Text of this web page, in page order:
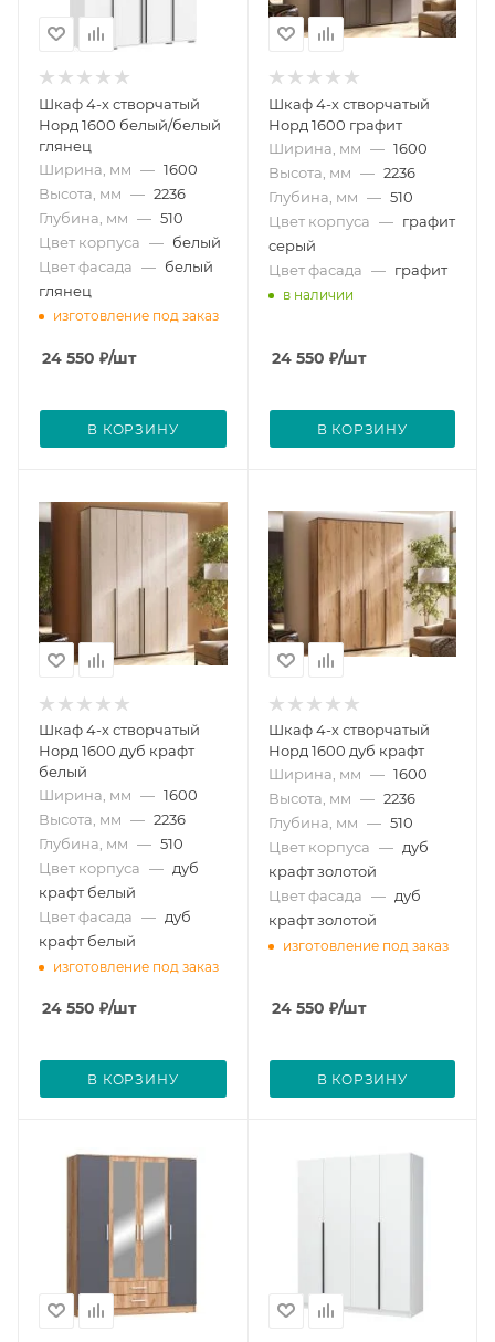
Шкаф 4-х створчатый
Норд 1600 белый/белый
глянец
Ширина, мм — 1600
Высота, мм — 2236
Глубина, мм — 510
Цвет корпуса — белый
Цвет фасада — белый
глянец
изготовление под заказ
24 550 ₽/шт
В КОРЗИНУ
Шкаф 4-х створчатый
Норд 1600 графит
Ширина, мм — 1600
Высота, мм — 2236
Глубина, мм — 510
Цвет корпуса — графит
серый
Цвет фасада — графит
в наличии
24 550 ₽/шт
В КОРЗИНУ
Шкаф 4-х створчатый
Норд 1600 дуб крафт
белый
Ширина, мм — 1600
Высота, мм — 2236
Глубина, мм — 510
Цвет корпуса — дуб
крафт белый
Цвет фасада — дуб
крафт белый
изготовление под заказ
24 550 ₽/шт
В КОРЗИНУ
Шкаф 4-х створчатый
Норд 1600 дуб крафт
Ширина, мм — 1600
Высота, мм — 2236
Глубина, мм — 510
Цвет корпуса — дуб
крафт золотой
Цвет фасада — дуб
крафт золотой
изготовление под заказ
24 550 ₽/шт
В КОРЗИНУ